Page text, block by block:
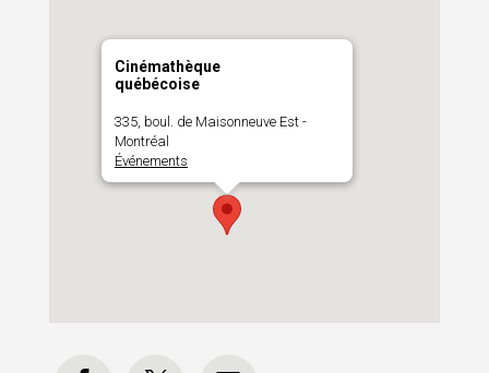
Cinémathèque
québécoise
335, boul. de Maisonneuve Est -
Montréal
Événements